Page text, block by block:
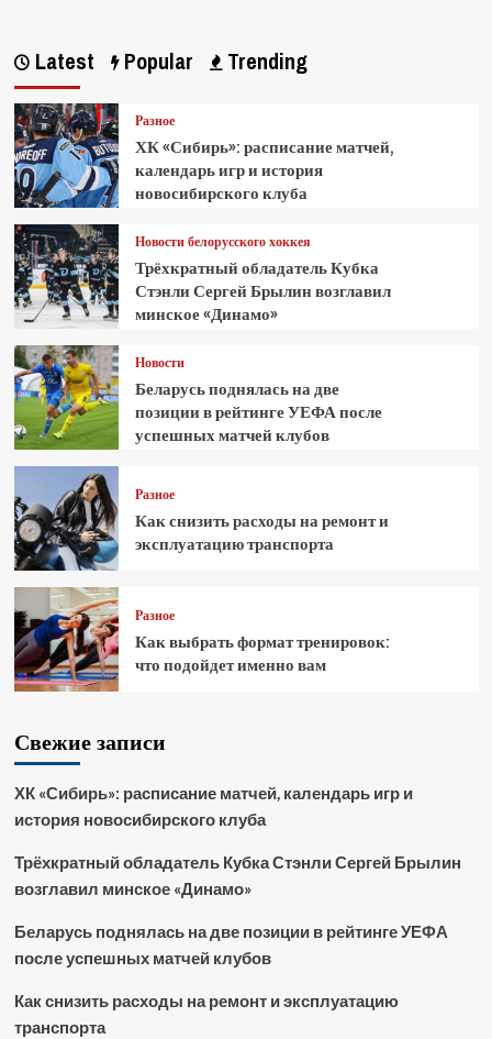
Latest Popular Trending
Разное
ХК «Сибирь»: расписание матчей,
календарь игр и история
новосибирского клуба
Новости белорусского хоккея
Трёхкратный обладатель Кубка
Стэнли Сергей Брылин возглавил
минское «Динамо»
Новости
Беларусь поднялась на две
позиции в рейтинге УЕФА после
успешных матчей клубов
Разное
Как снизить расходы на ремонт и
эксплуатацию транспорта
Разное
Как выбрать формат тренировок:
что подойдет именно вам
Свежие записи
ХК «Сибирь»: расписание матчей, календарь игр и
история новосибирского клуба
Трёхкратный обладатель Кубка Стэнли Сергей Брылин
возглавил минское «Динамо»
Беларусь поднялась на две позиции в рейтинге УЕФА
после успешных матчей клубов
Как снизить расходы на ремонт и эксплуатацию
транспорта